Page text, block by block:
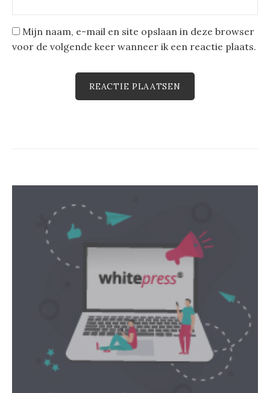
Mijn naam, e-mail en site opslaan in deze browser
voor de volgende keer wanneer ik een reactie plaats.